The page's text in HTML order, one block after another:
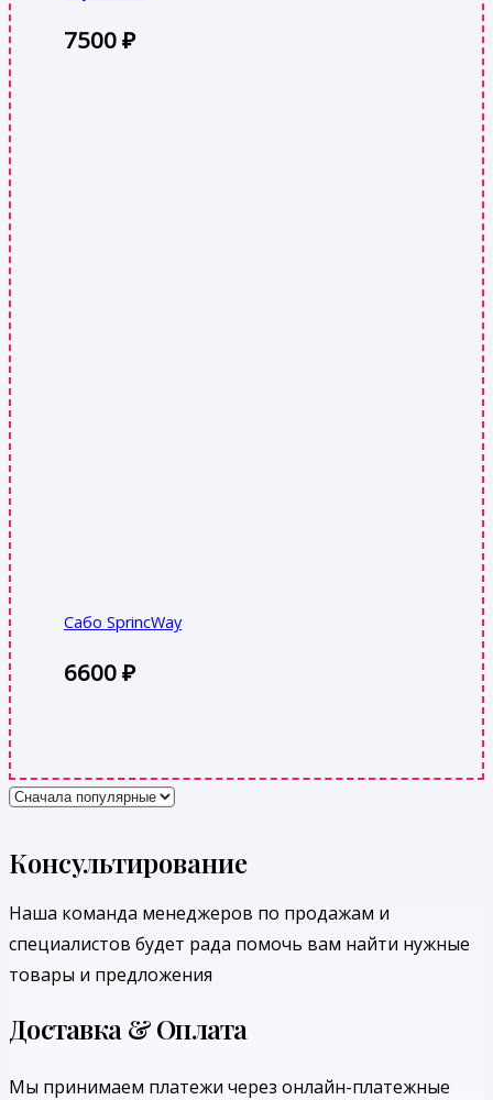
7500₽
Сабо SprincWay
6600₽
Консультирование
Наша команда менеджеров по продажам и
специалистов будет рада помочь вам найти нужные
товары и предложения
Доставка & Оплата
Мы принимаем платежи через онлайн-платежные